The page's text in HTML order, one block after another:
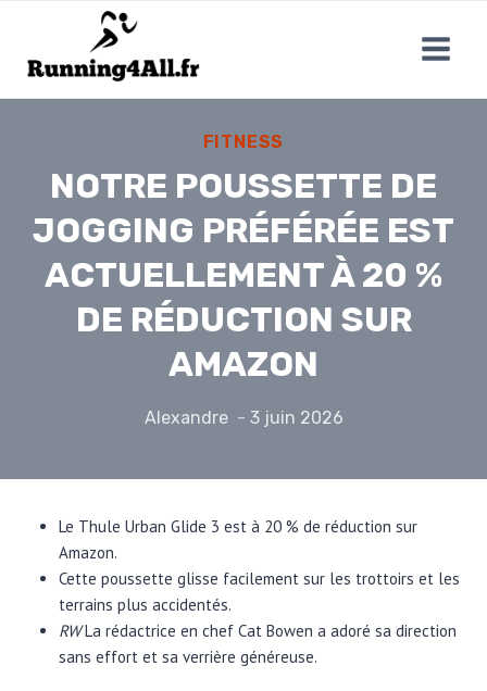
contenu
FITNESS
NOTRE POUSSETTE DE
JOGGING PRÉFÉRÉE EST
ACTUELLEMENT À 20 %
DE RÉDUCTION SUR
AMAZON
Alexandre 3 juin 2026
Le Thule Urban Glide 3 est à 20 % de réduction sur
Amazon.
Cette poussette glisse facilement sur les trottoirs et les
terrains plus accidentés.
RWLa rédactrice en chef Cat Bowen a adoré sa direction
sans effort et sa verrière généreuse.